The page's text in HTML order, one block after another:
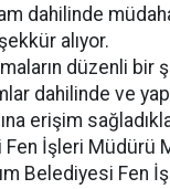
dahilinde
alıyor.
düzenli bir
dahilinde ve
erişim
Fen İşleri Müdürü
Belediyesi Fen